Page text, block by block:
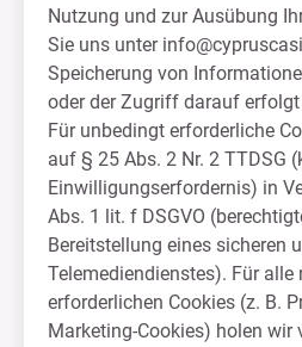
Nutzung und zur Ausübung
Sie uns unter
Speicherung von
oder der Zugriff darauf
Für unbedingt erforderliche
auf § 25 Abs. 2 Nr. 2 TTDSG
Einwilligungserfordernis) in
Abs. 1 lit. f DSGVO
Bereitstellung eines sicheren
Telemediendienstes). Für alle
erforderlichen Cookies (z. B.
Marketing-Cookies) holen wir